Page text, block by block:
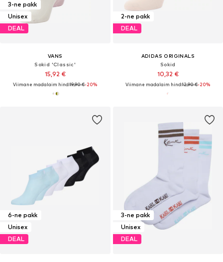
3-ne pakk
Unisex
DEAL
VANS
Sokid 'Classic'
15,92 €
Viimane madalaim hind:19,90 €-20%
2-ne pakk
DEAL
ADIDAS ORIGINALS
Sokid
10,32 €
Viimane madalaim hind:12,90 €-20%
6-ne pakk
Unisex
DEAL
3-ne pakk
Unisex
DEAL